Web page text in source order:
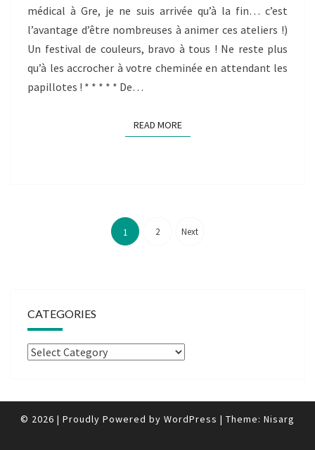
médical à Gre, je ne suis arrivée qu’à la fin… c’est
l’avantage d’être nombreuses à animer ces ateliers !)
Un festival de couleurs, bravo à tous ! Ne reste plus
qu’à les accrocher à votre cheminée en attendant les
papillotes ! * * * * * De…
READ MOREREAD MORE
pagination
1 2 Next
CATEGORIES
Categories
© 2026 | Proudly Powered by WordPress | Theme: Nisarg